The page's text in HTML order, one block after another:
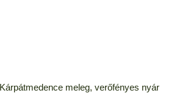
meleg, verőfényes nyár